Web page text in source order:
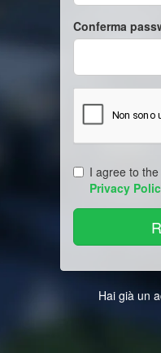
Conferma
I agree to the
Privacy
Hai già un